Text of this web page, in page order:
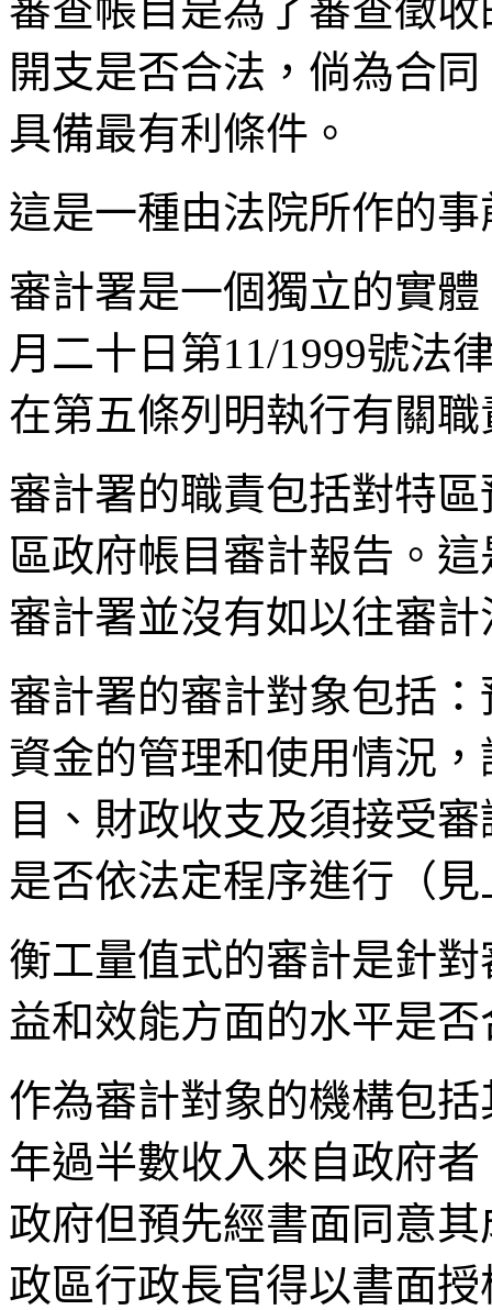
審查帳目是為了審查徵
開支是否合法，倘為合
具備最有利條件。
這是一種由法院所作的
審計署是一個獨立的實
月二十日第11/1999號法
在第五條列明執行有關
審計署的職責包括對特
區政府帳目審計報告。
審計署並沒有如以往審
審計署的審計對象包括
資金的管理和使用情況
目、財政收支及須接受
是否依法定程序進行（
衡工量值式的審計是針
益和效能方面的水平是
作為審計對象的機構包
年過半數收入來自政府
政府但預先經書面同意
政區行政長官得以書面